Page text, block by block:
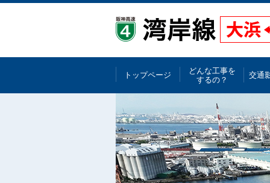
トップページ どんな工事を
するの？ 交通